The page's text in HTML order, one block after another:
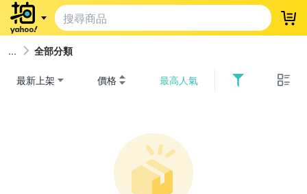
登
全部分類
最新上架 價格 最高人氣